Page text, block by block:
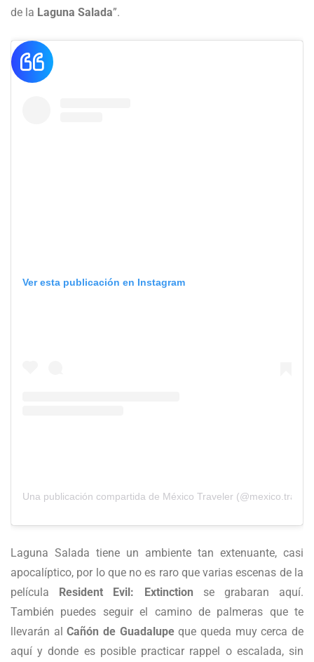
de la Laguna Salada”.
Ver esta publicación en Instagram
Una publicación compartida de México Traveler
Laguna Salada tiene un ambiente tan extenuante, casi
apocalíptico, por lo que no es raro que varias escenas de la
película
Resident Evil: Extinction se grabaran aquí.
También puedes seguir el camino de palmeras que te
llevarán alCañón de Guadalupeque queda muy cerca de
aquí y donde es posible practicar rappel o escalada, sin